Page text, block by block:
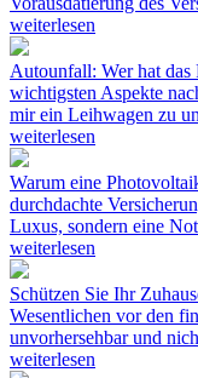
weiterlesen
Autounfall: Wer hat das
wichtigsten Aspekte
mir ein Leihwagen zu
weiterlesen
Warum eine
durchdachte
Luxus, sondern eine
weiterlesen
Schützen Sie Ihr
Wesentlichen vor den
unvorhersehbar und
weiterlesen